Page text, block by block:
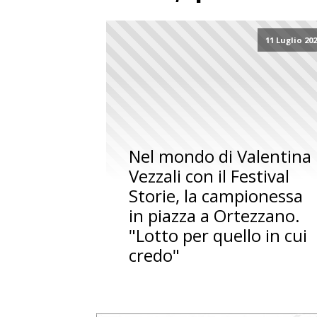
11 Luglio
Nel mondo di Valentina
Vezzali con il Festival
Storie, la campionessa
in piazza a Ortezzano.
"Lotto per quello in cui
credo"